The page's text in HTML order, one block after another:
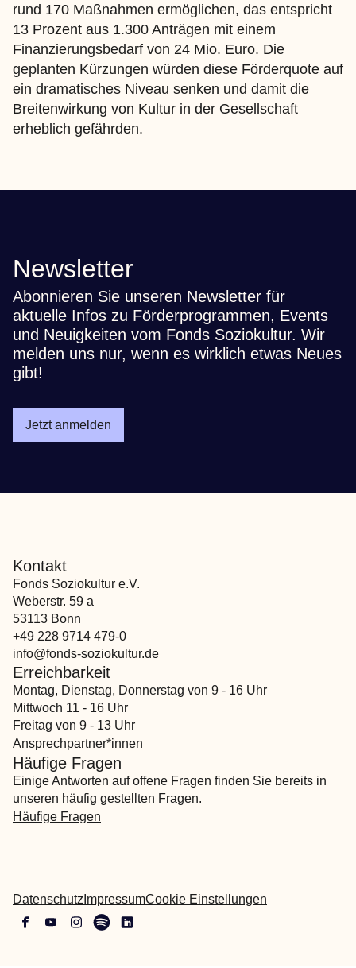
rund 170 Maßnahmen ermöglichen, das entspricht
13 Prozent aus 1.300 Anträgen mit einem
Finanzierungsbedarf von 24 Mio. Euro. Die
geplanten Kürzungen würden diese Förderquote auf
ein dramatisches Niveau senken und damit die
Breitenwirkung von Kultur in der Gesellschaft
erheblich gefährden.
Newsletter
Abonnieren Sie unseren Newsletter für
aktuelle Infos zu Förderprogrammen, Events
und Neuigkeiten vom Fonds Soziokultur. Wir
melden uns nur, wenn es wirklich etwas Neues
gibt!
Jetzt anmelden
Kontakt
Fonds Soziokultur e.V.
Weberstr. 59 a
53113 Bonn
+49 228 9714 479-0
info@fonds-soziokultur.de
Erreichbarkeit
Montag, Dienstag, Donnerstag von 9 - 16 Uhr
Mittwoch 11 - 16 Uhr
Freitag von 9 - 13 Uhr
Ansprechpartner*innen
Häufige Fragen
Einige Antworten auf offene Fragen finden Sie bereits in
unseren häufig gestellten Fragen.
Häufige Fragen
Datenschutz ImpressumCookie Einstellungen